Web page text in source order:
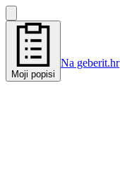
Moji popisi
Na geberit.hr